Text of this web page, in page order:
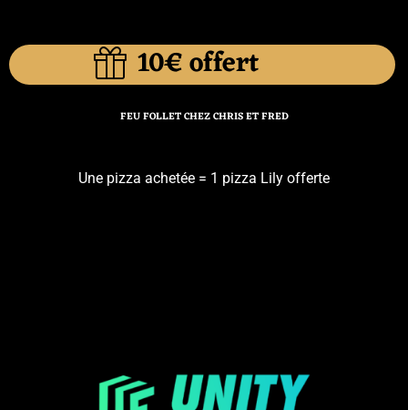
10€ offert
FEU FOLLET CHEZ CHRIS ET FRED
Une pizza achetée = 1 pizza Lily offerte